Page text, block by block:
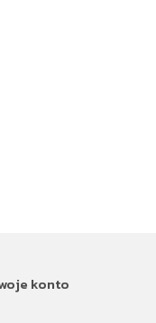
konto